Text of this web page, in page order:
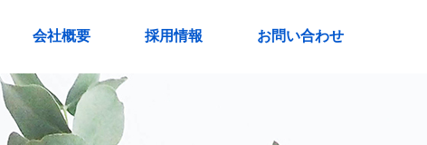
会社概要 採用情報 お問い合わせ